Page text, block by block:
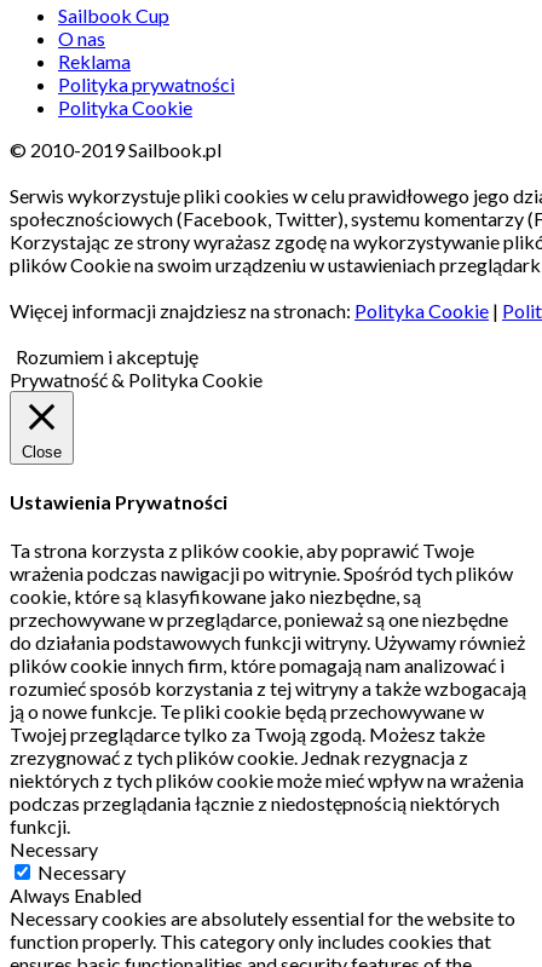
Sailbook Cup
O nas
Reklama
Polityka prywatności
Polityka Cookie
© 2010-2019 Sailbook.pl
Serwis wykorzystuje pliki cookies w celu prawidłowego jego
społecznościowych (Facebook, Twitter), systemu komentarzy
Korzystając ze strony wyrażasz zgodę na wykorzystywanie
plików Cookie na swoim urządzeniu w ustawieniach
Więcej informacji znajdziesz na stronach: Polityka Cookie |
Rozumiem i akceptuję
Prywatność & Polityka Cookie
Close
Ustawienia Prywatności
Ta strona korzysta z plików cookie, aby poprawić Twoje
wrażenia podczas nawigacji po witrynie.Spośród tych plików
cookie, które są klasyfikowane jako niezbędne, są
przechowywane w przeglądarce, ponieważ są one niezbędne
do działania podstawowych funkcji witryny. Używamy również
plików cookie innych firm, które pomagają nam analizować i
rozumieć sposób korzystania z tej witryny a także wzbogacają
ją o nowe funkcje. Te pliki cookie będą przechowywane w
Twojej przeglądarce tylko za Twoją zgodą. Możesz także
zrezygnować z tych plików cookie. Jednak rezygnacja z
niektórych z tych plików cookie może mieć wpływ na wrażenia
podczas przeglądania łącznie z niedostępnością niektórych
funkcji.
Necessary
Necessary
Always Enabled
Necessary cookies are absolutely essential for the website to
function properly. This category only includes cookies that